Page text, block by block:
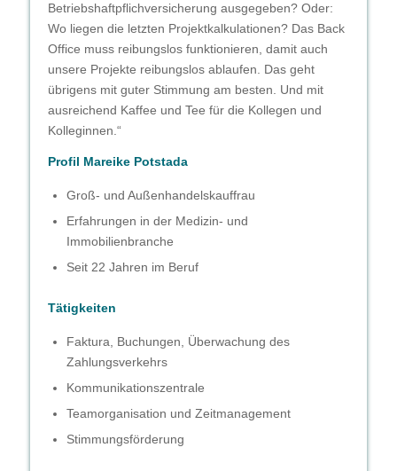
Betriebshaftpflichversicherung ausgegeben? Oder:
Wo liegen die letzten Projektkalkulationen? Das Back
Office muss reibungslos funktionieren, damit auch
unsere Projekte reibungslos ablaufen. Das geht
übrigens mit guter Stimmung am besten. Und mit
ausreichend Kaffee und Tee für die Kollegen und
Kolleginnen.“
Profil Mareike Potstada
Groß- und Außenhandelskauffrau
Erfahrungen in der Medizin- und
Immobilienbranche
Seit 22 Jahren im Beruf
Tätigkeiten
Faktura, Buchungen, Überwachung des
Zahlungsverkehrs
Kommunikationszentrale
Teamorganisation und Zeitmanagement
Stimmungsförderung